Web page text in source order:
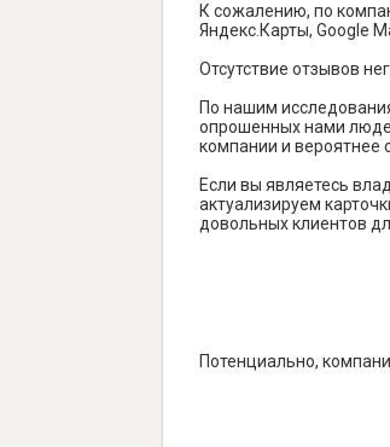
К сожалению, по
Яндекс.Карты, Google
Отсутствие отзывов
По нашим
опрошенных нами
компании и вероятнее
Если вы являетесь
актуализируем
довольных клиентов
Потенциально,